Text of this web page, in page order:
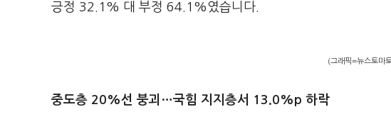
긍정 32.1% 대 부정 64.1%였습니다.
(그래픽=뉴스토마
중도층 20%선 붕괴…국힘 지지층서 13.0%p 하락